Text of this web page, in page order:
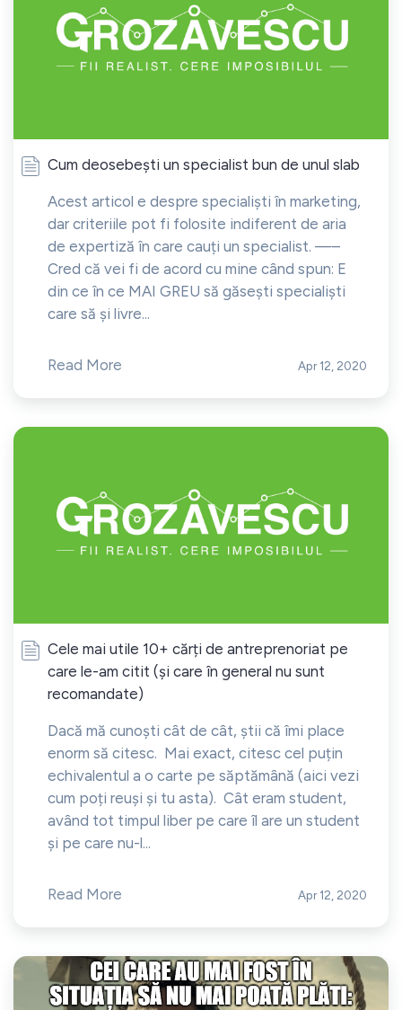
Cum deosebești un specialist bun de unul slab
Acest articol e despre specialiști în marketing,
dar criteriile pot fi folosite indiferent de aria
de expertiză în care cauți un specialist. —–
Cred că vei fi de acord cu mine când spun: E
din ce în ce MAI GREU să găsești specialiști
care să și livre...
Read More Apr 12, 2020
Cele mai utile 10+ cărți de antreprenoriat pe
care le-am citit (și care în general nu sunt
recomandate)
Dacă mă cunoști cât de cât, știi că îmi place
enorm să citesc. Mai exact, citesc cel puțin
echivalentul a o carte pe săptămână (aici vezi
cum poți reuși și tu asta). Cât eram student,
având tot timpul liber pe care îl are un student
și pe care nu-l...
Read More Apr 12, 2020